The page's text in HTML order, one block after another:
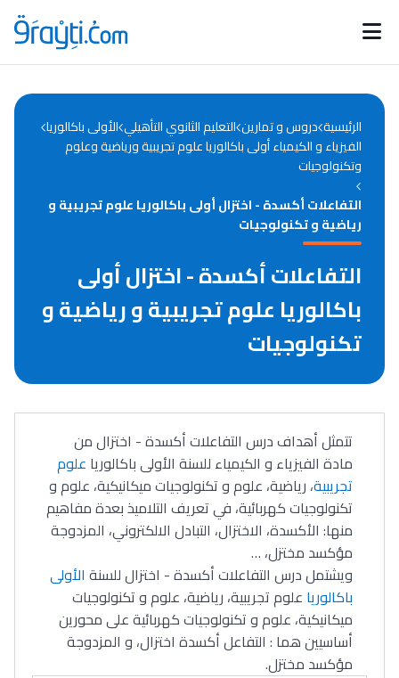
Catégories
d'actualités
Annonces bourses
الرئيسية دروس و تمارين التعليم الثانوي التأهيلي الأولى باكالوريا
الفيزياء و الكيمياء أولى باكالوريا علوم تجريبية ورياضية وعلوم
وتكنولوجيات
التفاعلات أكسدة - اختزال أولى باكالوريا علوم تجريبية و
رياضية و تكنولوجيات
التفاعلات أكسدة - اختزال أولى
باكالوريا علوم تجريبية و رياضية و
تكنولوجيات
تتمثل أهداف درس التفاعلات أكسدة - اختزال من
مادة الفيزياء و الكيمياء للسنة الأولى باكالوريا علوم
تجريبية، رياضية، علوم و تكنولوجيات ميكانيكية، علوم و
تكنولوجيات كهربائية، في تعريف التلاميذ بعدة مفاهيم
منها: الأكسدة، الاختزال، التبادل الالكتروني، المزدوجة
مؤكسد مختزل، …
ويشتمل درس التفاعلات أكسدة - اختزال للسنة الأولى
باكالوريا علوم تجريبية، رياضية، علوم و تكنولوجيات
ميكانيكية، علوم و تكنولوجيات كهربائية على محورين
أساسيين هما : التفاعل أكسدة اختزال، و المزدوجة
مؤكسد مختزل.